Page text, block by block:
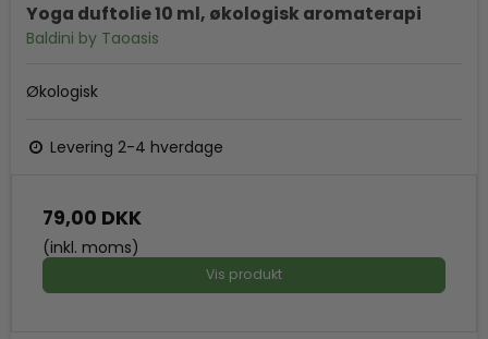
Yoga duftolie 10 ml, økologisk aromaterapi
Baldini by Taoasis
Økologisk
Levering 2-4 hverdage
79,00 DKK
(inkl. moms)
Vis produkt